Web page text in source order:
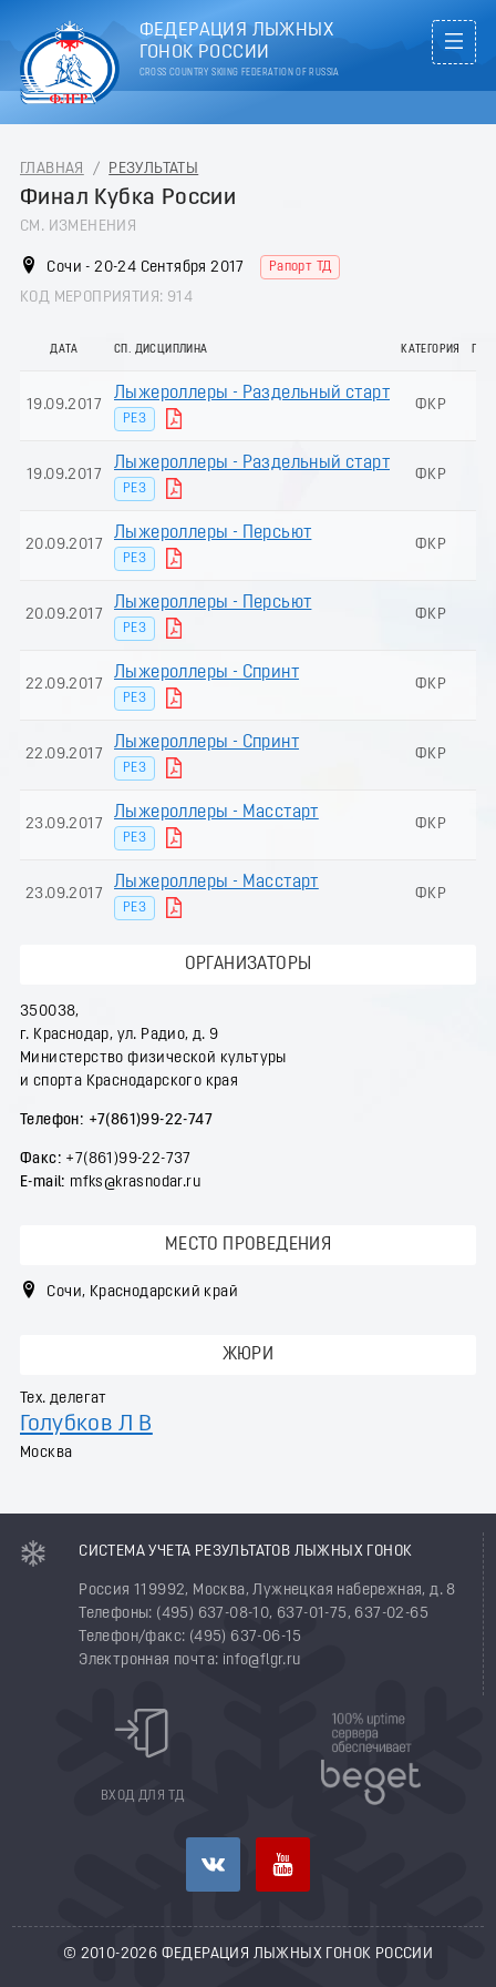
ФЕДЕРАЦИЯ ЛЫЖНЫХ
ГОНОК РОССИИ
CROSS COUNTRY SKIING FEDERATION OF RUSSIA
ГЛАВНАЯ / РЕЗУЛЬТАТЫ
Финал Кубка России
СМ. ИЗМЕНЕНИЯ
Сочи - 20-24 Сентября 2017 Рапорт ТД
КОД МЕРОПРИЯТИЯ: 914
ДАТА СП. ДИСЦИПЛИНА КАТЕГОРИЯ ПОЛ
19.09.2017
Лыжероллеры - Раздельный старт
РЕЗ
ФКР
19.09.2017
Лыжероллеры - Раздельный старт
РЕЗ
ФКР
20.09.2017
Лыжероллеры - Пеpсьют
РЕЗ
ФКР
20.09.2017
Лыжероллеры - Пеpсьют
РЕЗ
ФКР
22.09.2017
Лыжероллеры - Спринт
РЕЗ
ФКР
22.09.2017
Лыжероллеры - Спринт
РЕЗ
ФКР
23.09.2017
Лыжероллеры - Масстарт
РЕЗ
ФКР
23.09.2017
Лыжероллеры - Масстарт
РЕЗ
ФКР
ОРГАНИЗАТОРЫ
350038,
г. Краснодар, ул. Радио, д. 9
Министерство физической культуры
и спорта Краснодарского края
Телефон: +7(861)99-22-747
Факс: +7(861)99-22-737
Е-mail: mfks@krasnodar.ru
МЕСТО ПРОВЕДЕНИЯ
Сочи, Краснодарский край
ЖЮРИ
Тех. делегат
Голубков Л В
Москва
СИСТЕМА УЧЕТА РЕЗУЛЬТАТОВ ЛЫЖНЫХ ГОНОК
Россия 119992, Москва, Лужнецкая набережная, д. 8
Телефоны: (495) 637-08-10, 637-01-75, 637-02-65
Телефон/факс: (495) 637-06-15
Электронная почта: info@flgr.ru
ВХОД ДЛЯ ТД
© 2010-2026 ФЕДЕРАЦИЯ ЛЫЖНЫХ ГОНОК РОССИИ